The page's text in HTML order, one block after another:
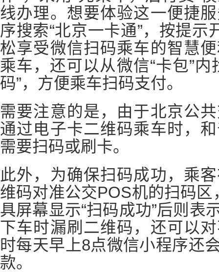
线办理。想要体验这一便捷
序搜索“北京一卡通”，按提示
松享受微信扫码乘车的智慧
乘车，还可以从微信“卡包”
码”，方便乘车扫码支付。
需要注意的是，由于北京公
通过电子卡二维码乘车时，
需要扫码或刷卡。
此外，为确保扫码成功，乘
维码对准公交POS机的扫码
具屏幕显示“扫码成功”后则表
下车时漏刷二维码，还可以
时每天早上8点微信小程序还
款。